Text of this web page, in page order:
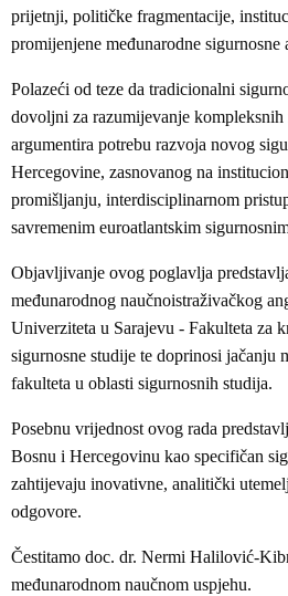
prijetnji, političke fragmentacije,
promijenjene međunarodne sigurnosne
Polazeći od teze da tradicionalni
dovoljni za razumijevanje kompleksnih
argumentira potrebu razvoja novog
Hercegovine, zasnovanog na
promišljanju, interdisciplinarnom
savremenim euroatlantskim
Objavljivanje ovog poglavlja
međunarodnog naučnoistraživačkog
Univerziteta u Sarajevu - Fakulteta za
sigurnosne studije te doprinosi jačanju
fakulteta u oblasti sigurnosnih studija.
Posebnu vrijednost ovog rada
Bosnu i Hercegovinu kao specifičan
zahtijevaju inovativne, analitički
odgovore.
Čestitamo doc. dr. Nermi Halilović-
međunarodnom naučnom uspjehu.